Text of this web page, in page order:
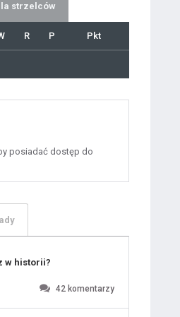
strzelców
R P Pkt
posiadać dostęp do
w historii?
42 komentarzy